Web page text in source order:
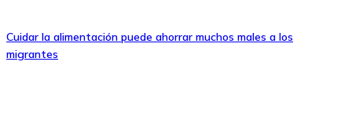
Cuidar la alimentación puede ahorrar muchos males a los
migrantes